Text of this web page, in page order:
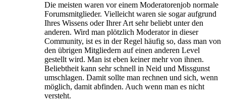
Die meisten waren vor einem Moderatorenjob normale
Forumsmitglieder. Vielleicht waren sie sogar aufgrund
Ihres Wissens oder Ihrer Art sehr beliebt unter den
anderen. Wird man plötzlich Moderator in dieser
Community, ist es in der Regel häufig so, dass man von
den übrigen Mitgliedern auf einen anderen Level
gestellt wird. Man ist eben keiner mehr von ihnen.
Beliebtheit kann sehr schnell in Neid und Missgunst
umschlagen. Damit sollte man rechnen und sich, wenn
möglich, damit abfinden. Auch wenn man es nicht
versteht.